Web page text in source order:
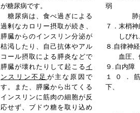
が糖尿病です。
糖尿病は、食べ過ぎによる
過剰なカロリー摂取が続き、
膵臓からのインスリン分泌が
枯渇したり、自己抗体やアル
コール摂取による膵炎などで
膵臓が壊れたりして起こる イ
ンスリン不足 が主な原因で
す。また、膵臓から出てくる
インスリンに筋肉の細胞が反
応せず、ブドウ糖を取り込め
弱
肺炎、
７．末梢
しびれ
８.自律神
血圧、
９. 白内障
１０．
下、